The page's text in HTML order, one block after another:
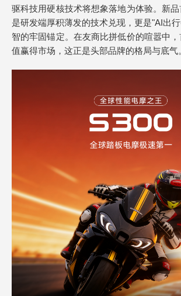
驱科技用硬核技术将想象落地为体验。新
是研发端厚积薄发的技术兑现，更是"AI出
智的牢固锚定。在友商比拼低价的喧嚣中
值赢得市场，这正是头部品牌的格局与底气